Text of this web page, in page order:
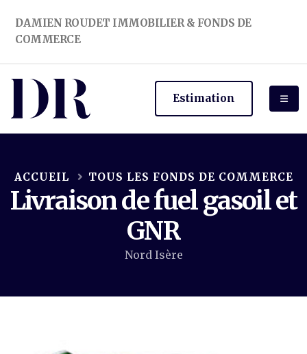
DAMIEN ROUDET IMMOBILIER & FONDS DE
COMMERCE
Estimation
Livraison de fuel gasoil et
GNR
Nord Isère
ACCUEIL TOUS LES FONDS DE COMMERCE